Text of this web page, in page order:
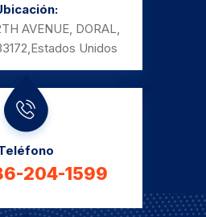
AVENUE, DORAL,
Estados Unidos
204-1599